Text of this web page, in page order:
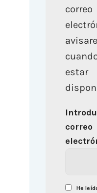
correo
estar
correo
He